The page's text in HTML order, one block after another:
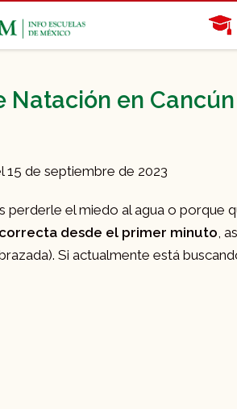
Natación en
15 de septiembre de 2023
perderle el miedo al agua o porque
desde el primer minuto,
Si actualmente está